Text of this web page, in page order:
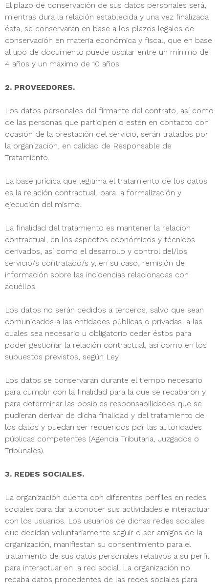
El plazo de conservación de sus datos personales será,
mientras dura la relación establecida y una vez finalizada
ésta, se conservarán en base a los plazos legales de
conservación en materia económica y fiscal, que en base
al tipo de documento puede oscilar entre un mínimo de
4 años y un máximo de 10 años.
2. PROVEEDORES.
Los datos personales del firmante del contrato, así como
de las personas que participen o estén en contacto con
ocasión de la prestación del servicio, serán tratados por
la organización, en calidad de Responsable de
Tratamiento.
La base jurídica que legitima el tratamiento de los datos
es la relación contractual, para la formalización y
ejecución del mismo.
La finalidad del tratamiento es mantener la relación
contractual, en los aspectos económicos y técnicos
derivados, así como el desarrollo y control del/los
servicio/s contratado/s y, en su caso, remisión de
información sobre las incidencias relacionadas con
aquéllos.
Los datos no serán cedidos a terceros, salvo que sean
comunicados a las entidades públicas o privadas, a las
cuales sea necesario u obligatorio ceder éstos para
poder gestionar la relación contractual, así como en los
supuestos previstos, según Ley.
Los datos se conservarán durante el tiempo necesario
para cumplir con la finalidad para la que se recabaron y
para determinar las posibles responsabilidades que se
pudieran derivar de dicha finalidad y del tratamiento de
los datos y puedan ser requeridos por las autoridades
públicas competentes (Agencia Tributaria, Juzgados o
Tribunales).
3. REDES SOCIALES.
La organización cuenta con diferentes perfiles en redes
sociales para dar a conocer sus actividades e interactuar
con los usuarios. Los usuarios de dichas redes sociales
que decidan voluntariamente seguir o ser amigos de la
organización, manifiestan su consentimiento para el
tratamiento de sus datos personales relativos a su perfil
para interactuar en la red social. La organización no
recaba datos procedentes de las redes sociales para